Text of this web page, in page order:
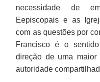
necessidade de
Eepiscopais e as
com as questões por
Francisco é o
direção de uma maior
autoridade